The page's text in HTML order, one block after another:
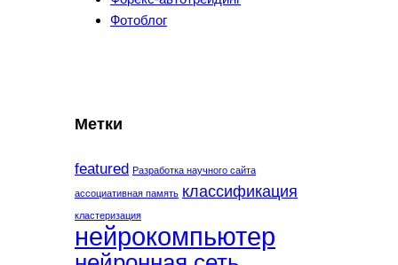
Фотоблог
Метки
featured Разработка научного сайта
ассоциативная память классификация
кластеризация
нейрокомпьютер